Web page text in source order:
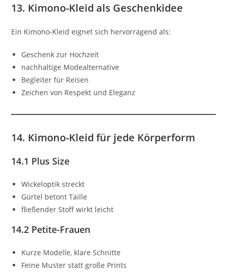
13. Kimono-Kleid als Geschenkidee
Ein Kimono-Kleid eignet sich hervorragend als:
Geschenk zur Hochzeit
nachhaltige Modealternative
Begleiter für Reisen
Zeichen von Respekt und Eleganz
14. Kimono-Kleid für jede Körperform
14.1 Plus Size
Wickeloptik streckt
Gürtel betont Taille
fließender Stoff wirkt leicht
14.2 Petite-Frauen
Kurze Modelle, klare Schnitte
Feine Muster statt große Prints